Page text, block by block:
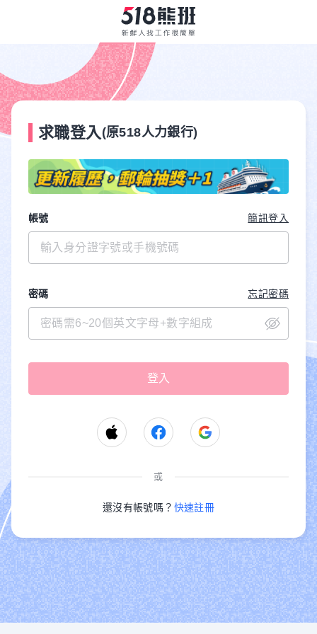
求職登入 (原518人力銀行)
帳號 簡訊登入
密碼 忘記密碼
或
還沒有帳號嗎？ 快速註冊